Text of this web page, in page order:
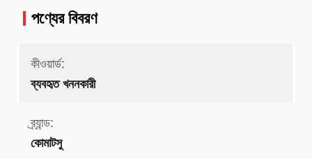
পণ্যের বিবরণ
কীওয়ার্ড:
ব্যবহৃত খননকারী
ব্র্যান্ড:
কোমাটসু